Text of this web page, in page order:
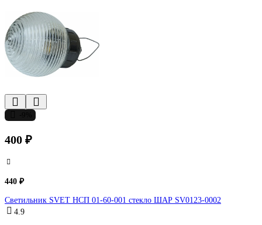
400 ₽
440 ₽
Светильник SVET НСП 01-60-001 стекло ШАР SV0123-0002
4.9